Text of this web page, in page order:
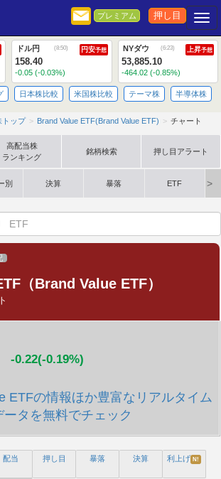
プレミアム 押し目
ドル円 (8:50) 円安予想
158.40
-0.05 (-0.03%)
NYダウ (6:23) 上昇予想
53,885.10
-464.02 (-0.85%)
日本株比較 米国株比較 テーマ株 半導体株
トップ Brand Value ETF(Brand Value ETF) チャート
高配当株
ランキング
銘柄検索 押し目アラート
別 決算 暴落 ETF
（Brand Value ETF）
-0.22(-0.19%)
ETFの情報ほか豊富なリアルタイム
ータを無料でチェック
配当 押し目 暴落 決算 利上げ N!